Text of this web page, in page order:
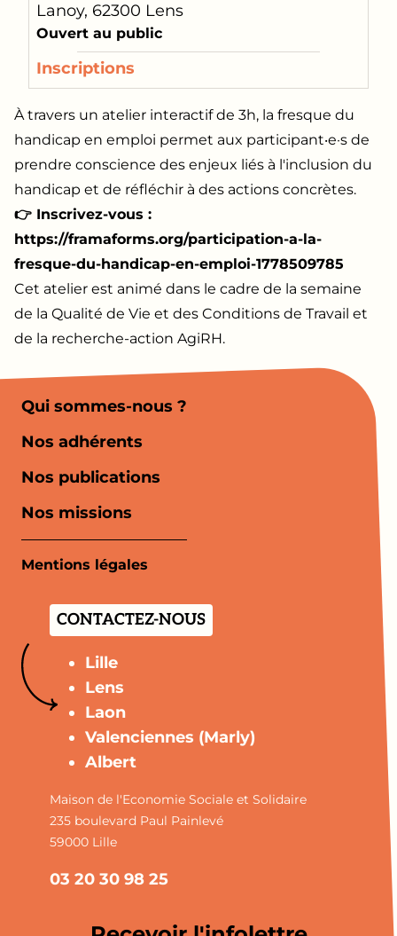
À travers un atelier interactif de 3h, la fresque du
handicap en emploi permet aux participant‧e·s de
prendre conscience des enjeux liés à l'inclusion du
handicap et de réfléchir à des actions concrètes.
👉 Inscrivez-vous :
https://framaforms.org/participation-a-la-
fresque-du-handicap-en-emploi-1778509785
Cet atelier est animé dans le cadre de la semaine
de la Qualité de Vie et des Conditions de Travail et
de la recherche-action AgiRH.
Lanoy, 62300 Lens
Ouvert au public
Inscriptions
Qui sommes-nous ?
Nos adhérents
Nos publications
Nos missions
Mentions légales
CONTACTEZ-NOUS
Lille
Lens
Laon
Valenciennes (Marly)
Albert
Maison de l'Economie Sociale et Solidaire
235 boulevard Paul Painlevé
59000 Lille
03 20 30 98 25